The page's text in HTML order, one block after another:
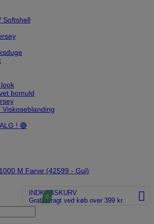
Softshell
bomuld
Viskoseblanding
! 🔴
0
INDKØBSKURV
Gratis fragt ved køb over 399 kr.